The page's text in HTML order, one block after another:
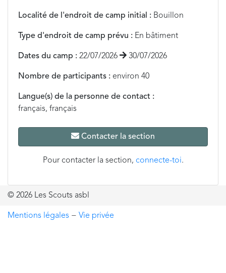
Localité de l'endroit de camp initial : Bouillon
Type d'endroit de camp prévu : En bâtiment
Dates du camp : 22/07/2026 30/07/2026
Nombre de participants : environ 40
Langue(s) de la personne de contact :
français, français
Contacter la section
Pour contacter la section, connecte-toi.
© 2026 Les Scouts asbl
Mentions légales − Vie privée